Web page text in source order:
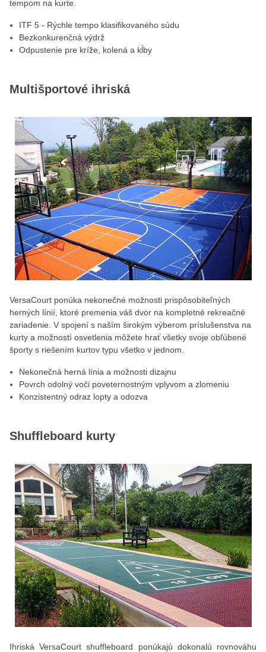
tempom na kurte.
ITF 5 - Rýchle tempo klasifikovaného súdu
Bezkonkurenčná výdrž
Odpustenie pre kríže, kolená a kĺby
Multišportové ihriská
VersaCourt ponúka nekonečné možnosti prispôsobiteľných
herných línií, ktoré premenia váš dvor na kompletné rekreačné
zariadenie. V spojení s naším širokým výberom príslušenstva na
kurty a možností osvetlenia môžete hrať všetky svoje obľúbené
športy s riešením kurtov typu všetko v jednom.
Nekonečná herná línia a možnosti dizajnu
Povrch odolný voči poveternostným vplyvom a zlomeniu
Konzistentný odraz lopty a odozva
Shuffleboard kurty
Ihriská VersaCourt shuffleboard ponúkajú dokonalú rovnováhu